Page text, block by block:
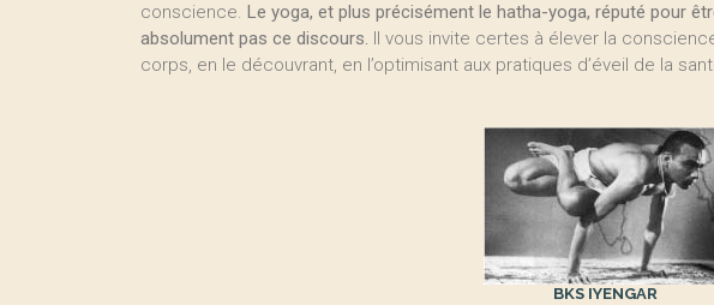
conscience. Le yoga, et plus précisément le hatha-yoga, réputé pour
absolument pas ce discours. Il vous invite certes à élever la
corps, en le découvrant, en l’optimisant aux pratiques d’éveil de la
BKS IYENGAR